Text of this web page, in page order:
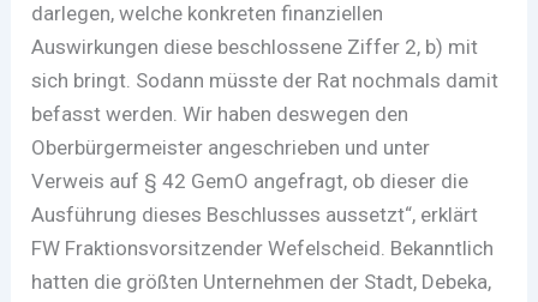
darlegen, welche konkreten finanziellen
Auswirkungen diese beschlossene Ziffer 2, b) mit
sich bringt. Sodann müsste der Rat nochmals damit
befasst werden. Wir haben deswegen den
Oberbürgermeister angeschrieben und unter
Verweis auf § 42 GemO angefragt, ob dieser die
Ausführung dieses Beschlusses aussetzt“, erklärt
FW Fraktionsvorsitzender Wefelscheid. Bekanntlich
hatten die größten Unternehmen der Stadt, Debeka,